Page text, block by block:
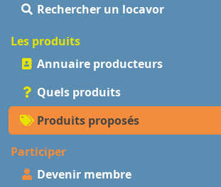
Rechercher un locavor
Les produits
Annuaire producteurs
Quels produits
Produits proposés
Participer
Devenir membre